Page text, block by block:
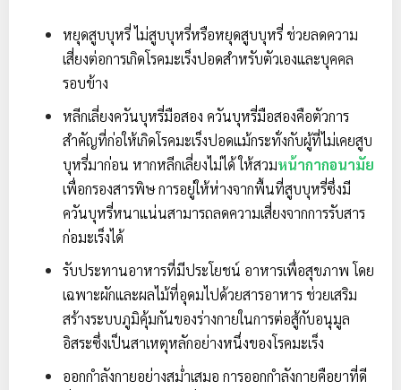
หยุดสูบบุหรี่ ไม่สูบบุหรี่หรือหยุดสูบบุหรี่ ช่วยลดความ
เสี่ยงต่อการเกิดโรคมะเร็งปอดสําหรับตัวเองและบุคคล
รอบข้าง
หลีกเลี่ยงควันบุหรี่มือสอง ควันบุหรี่มือสองคือตัวการ
สำคัญที่ก่อให้เกิดโรคมะเร็งปอดแม้กระทั่งกับผู้ที่ไม่เคยสูบ
บุหรี่มาก่อน หากหลีกเลี่ยงไม่ได้ ให้สวมหน้ากากอนามัย
เพื่อกรองสารพิษ การอยู่ให้ห่างจากพื้นที่สูบบุหรี่ซึ่งมี
ควันบุหรี่หนาแน่นสามารถลดความเสี่ยงจากการรับสาร
ก่อมะเร็งได้
รับประทานอาหารที่มีประโยชน์ อาหารเพื่อสุขภาพ โดย
เฉพาะผักและผลไม้ที่อุดมไปด้วยสารอาหาร ช่วยเสริม
สร้างระบบภูมิคุ้มกันของร่างกายในการต่อสู้กับอนุมูล
อิสระซึ่งเป็นสาเหตุหลักอย่างหนึ่งของโรคมะเร็ง
ออกกำลังกายอย่างสม่ำเสมอ การออกกำลังกายคือยาที่ดี